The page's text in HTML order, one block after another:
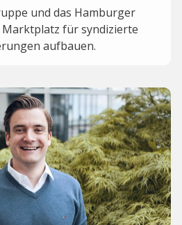
und das Hamburger
Marktplatz für syndizierte
aufbauen.